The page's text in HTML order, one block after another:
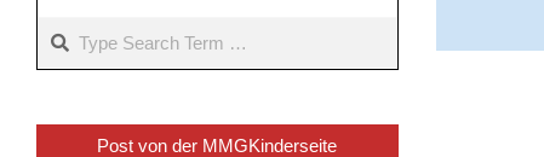
Search
Post von der MMGKinderseite